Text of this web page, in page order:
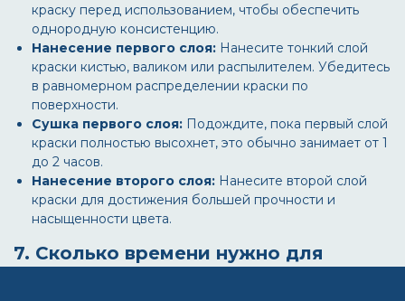
краску перед использованием, чтобы обеспечить
однородную консистенцию.
Нанесение первого слоя: Нанесите тонкий слой
краски кистью, валиком или распылителем. Убедитесь
в равномерном распределении краски по
поверхности.
Сушка первого слоя: Подождите, пока первый слой
краски полностью высохнет, это обычно занимает от 1
до 2 часов.
Нанесение второго слоя: Нанесите второй слой
краски для достижения большей прочности и
насыщенности цвета.
7. Сколько времени нужно для